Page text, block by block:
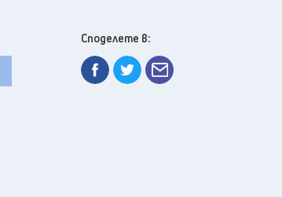
Споделете в: